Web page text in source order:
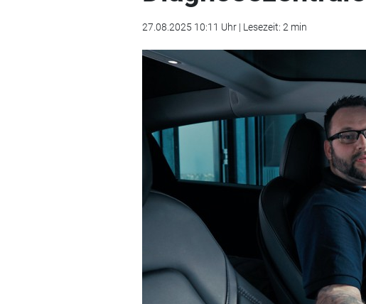
27.08.2025 10:11 Uhr | Lesezeit: 2 min